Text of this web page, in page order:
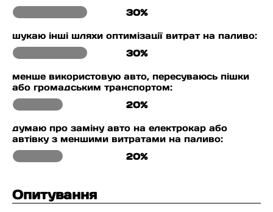
30%
шукаю інші шляхи оптимізації витрат на паливо:
30%
менше використовую авто, пересуваюсь пішки
або громадським транспортом:
20%
думаю про заміну авто на електрокар або
автівку з меншими витратами на паливо:
20%
Опитування